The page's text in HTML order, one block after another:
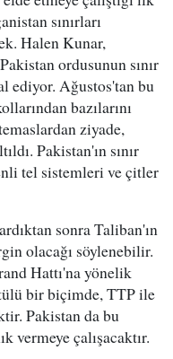
sınırları
Halen Kunar,
ordusunun sınır
ediyor. Ağustos'tan bu
bazılarını
ziyade,
Pakistan'ın sınır
tel sistemleri ve çitler
sonra Taliban'ın
olacağı söylenebilir.
Hattı'na yönelik
bir biçimde, TTP ile
Pakistan da bu
vermeye çalışacaktır.